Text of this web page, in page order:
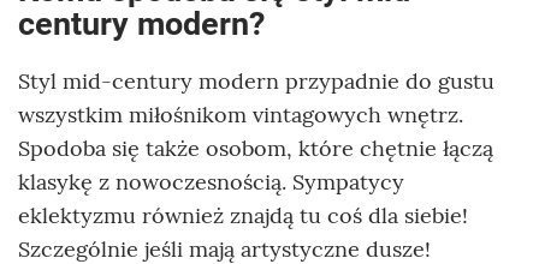
century modern?
Styl mid-century modern przypadnie do gustu
wszystkim miłośnikom vintagowych wnętrz.
Spodoba się także osobom, które chętnie łączą
klasykę z nowoczesnością. Sympatycy
eklektyzmu również znajdą tu coś dla siebie!
Szczególnie jeśli mają artystyczne dusze!